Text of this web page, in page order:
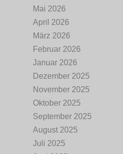
Mai 2026
April 2026
März 2026
Februar 2026
Januar 2026
Dezember 2025
November 2025
Oktober 2025
September 2025
August 2025
Juli 2025